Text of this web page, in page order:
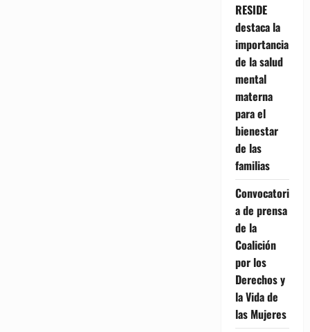
RESIDE
destaca la
importancia
de la salud
mental
materna
para el
bienestar
de las
familias
Convocatori
a de prensa
de la
Coalición
por los
Derechos y
la Vida de
las Mujeres